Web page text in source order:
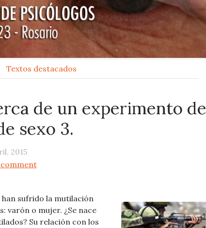
Textos destacados
de un experimento de
sexo 3.
2015
comment
sufrido la mutilación
varón o mujer. ¿Se nace
Su relación con los